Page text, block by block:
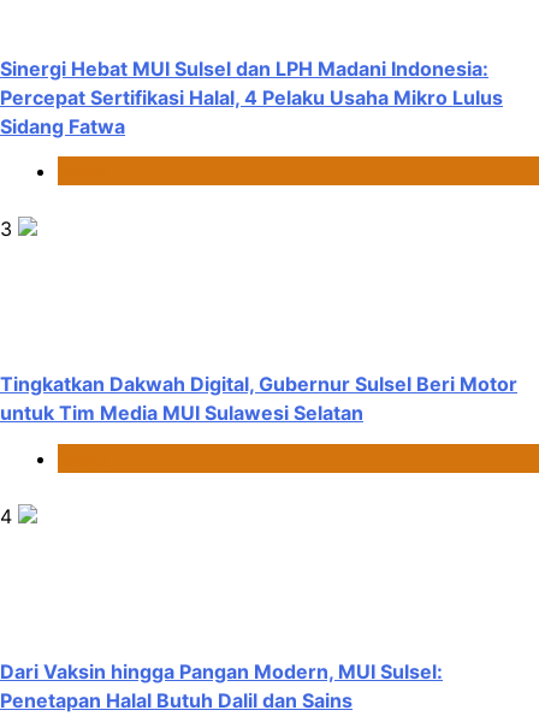
Sinergi Hebat MUI Sulsel dan LPH Madani Indonesia:
Percepat Sertifikasi Halal, 4 Pelaku Usaha Mikro Lulus
Sidang Fatwa
3
Tingkatkan Dakwah Digital, Gubernur Sulsel Beri Motor
untuk Tim Media MUI Sulawesi Selatan
4
Dari Vaksin hingga Pangan Modern, MUI Sulsel:
Penetapan Halal Butuh Dalil dan Sains